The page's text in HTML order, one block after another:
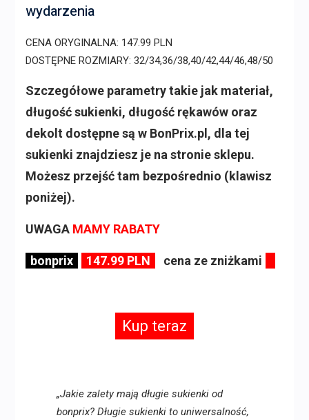
wydarzenia
CENA ORYGINALNA: 147.99 PLN
DOSTĘPNE ROZMIARY: 32/34,36/38,40/42,44/46,48/50
Szczegółowe parametry takie jak materiał,
długość sukienki, długość rękawów oraz
dekolt dostępne są w BonPrix.pl, dla tej
sukienki znajdziesz je na stronie sklepu.
Możesz przejść tam bezpośrednio (klawisz
poniżej).
UWAGA MAMY RABATY
bonprix 147.99 PLN cena ze zniżkami
Kup teraz
„Jakie zalety mają długie sukienki od
bonprix? Długie sukienki to uniwersalność,